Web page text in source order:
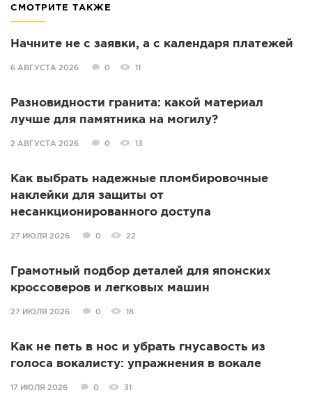
СМОТРИТЕ ТАКЖЕ
Начните не с заявки, а с календаря платежей
6 АВГУСТА 2026 0 11
Разновидности гранита: какой материал
лучше для памятника на могилу?
2 АВГУСТА 2026 0 13
Как выбрать надежные пломбировочные
наклейки для защиты от
несанкционированного доступа
27 ИЮЛЯ 2026 0 22
Грамотный подбор деталей для японских
кроссоверов и легковых машин
27 ИЮЛЯ 2026 0 18
Как не петь в нос и убрать гнусавость из
голоса вокалисту: упражнения в вокале
17 ИЮЛЯ 2026 0 31